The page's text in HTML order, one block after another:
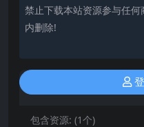
禁止下载本站资源参与任
内删除!
包含资源: (1个)